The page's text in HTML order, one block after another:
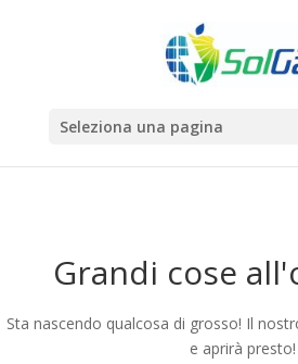
Seleziona una pagina
Grandi cose
Sta nascendo qualcosa di grosso! Il
e aprirà presto!